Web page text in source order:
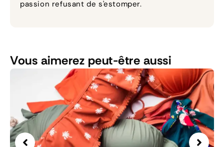
passion refusant de s'estomper.
Vous aimerez peut-être aussi